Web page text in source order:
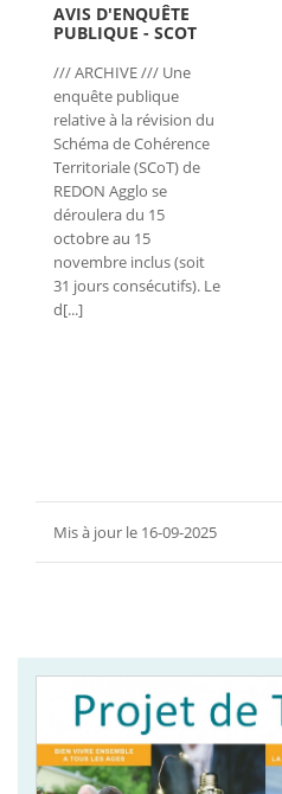
AVIS D'ENQUÊTE
PUBLIQUE - SCOT
/// ARCHIVE /// Une
enquête publique
relative à la révision du
Schéma de Cohérence
Territoriale (SCoT) de
REDON Agglo se
déroulera du 15
octobre au 15
novembre inclus (soit
31 jours consécutifs). Le
d[...]
Mis à jour le 16-09-2025